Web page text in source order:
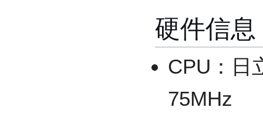
硬件信息
CPU：日
75MHz